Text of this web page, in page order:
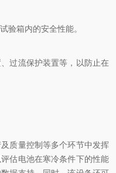
箱内的安全性能。
过流保护装置等，以防止在
质量控制等多个环节中发挥
估电池在寒冷条件下的性能